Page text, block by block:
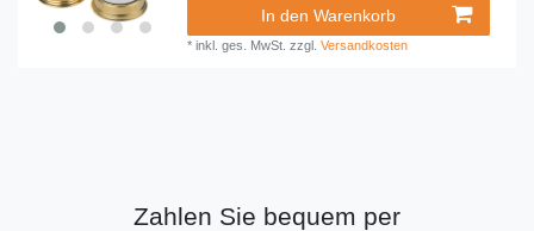
In den Warenkorb
*inkl. ges. MwSt. zzgl.Versandkosten
Zahlen Sie bequem per